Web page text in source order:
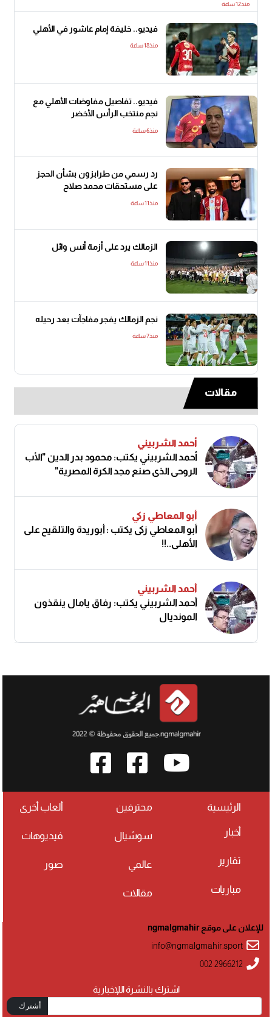
منذ12 ساعة
فيديو.. خليفة إمام عاشور في الأهلي
منذ18 ساعة
فيديو.. تفاصيل مفاوضات الأهلي مع
نجم منتخب الرأس الأخضر
منذ6 ساعة
رد رسمي من طرابزون بشأن الحجز
على مستحقات محمد صلاح
منذ11 ساعة
الزمالك يرد على أزمة أنس وائل
منذ11 ساعة
نجم الزمالك يفجر مفاجآت بعد رحيله
منذ7 ساعة
مقالات
أحمد الشربيني
أحمد الشربيني يكتب: محمود بدر الدين "الأب
الروحي الذي صنع مجد الكرة المصرية"
أبو المعاطي زكي
أبو المعاطي زكى يكتب : أبوريدة والتلقيح على
الأهلى..!!
أحمد الشربيني
أحمد الشربيني يكتب: رفاق يامال ينقذون
المونديال
الرئيسية
أخبار
تقارير
مباريات
محترفين
سوشيال
عالمي
مقالات
ألعاب أخرى
فيديوهات
صور
اشترك بالنشرة اللإخبارية
أشترك
للإعلان على موقع ngmalgmahir
info@ngmalgmahir.sport
002 2966212